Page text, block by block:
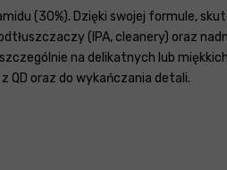
(30%). Dzięki swojej formule,
(IPA, cleanery) oraz
na delikatnych lub
QD oraz do wykańczania detali.